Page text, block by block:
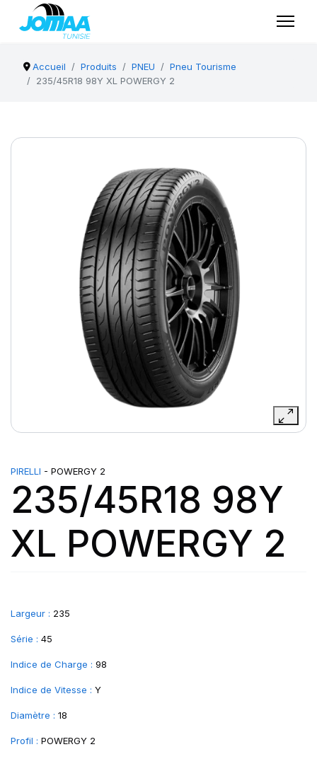
Accueil Produits PNEU
Pneu Tourisme
235/45R18 98Y XL POWERGY 2
PIRELLI - POWERGY 2
235/45R18 98Y
XL POWERGY 2
Largeur : 235
Série : 45
Indice de Charge : 98
Indice de Vitesse : Y
Diamètre : 18
Profil : POWERGY 2